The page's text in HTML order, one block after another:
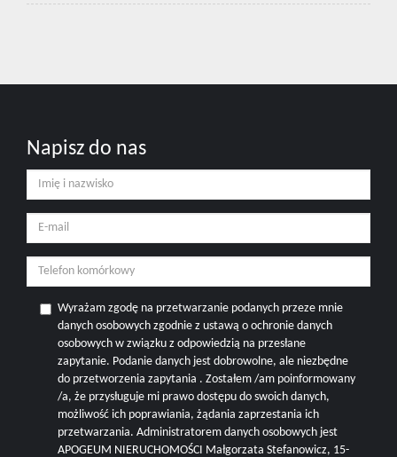
Napisz do nas
Wyrażam zgodę na przetwarzanie podanych przeze mnie
danych osobowych zgodnie z ustawą o ochronie danych
osobowych w związku z odpowiedzią na przesłane
zapytanie. Podanie danych jest dobrowolne, ale niezbędne
do przetworzenia zapytania . Zostałem /am poinformowany
/a, że przysługuje mi prawo dostępu do swoich danych,
możliwość ich poprawiania, żądania zaprzestania ich
przetwarzania. Administratorem danych osobowych jest
APOGEUM NIERUCHOMOŚCI Małgorzata Stefanowicz, 15-